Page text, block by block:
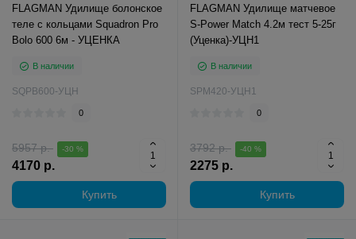
FLAGMAN Удилище болонское
теле с кольцами Squadron Pro
Bolo 600 6м - УЦЕНКА
В наличии
SQPB600-УЦН
0
5957 р. -30 %
4170 р.
Купить
FLAGMAN Удилище матчевое
S-Power Match 4.2м тест 5-25г
(Уценка)-УЦН1
В наличии
SPM420-УЦН1
0
3792 р. -40 %
2275 р.
Купить